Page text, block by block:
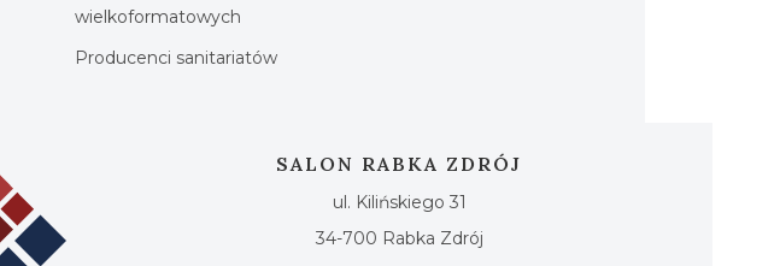
wielkoformatowych
Producenci sanitariatów
SALON RABKA ZDRÓJ
ul. Kilińskiego 31
34-700 Rabka Zdrój